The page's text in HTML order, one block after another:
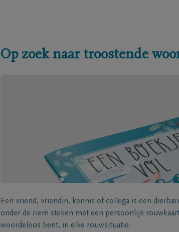
Op zoek naar troostende
Een vriend, vriendin, kennis of collega is een
onder de riem steken met een persoonlijk
woordeloos bent, in elke rouwsituatie.